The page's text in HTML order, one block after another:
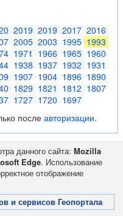
2019 2019 2017 2016
2005 2003 1995 1993
1971 1966 1965 1960
1938 1937 1932 1931
1907 1904 1896 1890
1829 1821 1812 1807
1727 1720 1697
после авторизации.
данного сайта: Mozilla
Edge. Использование
отображение
и сервисов Геопортала